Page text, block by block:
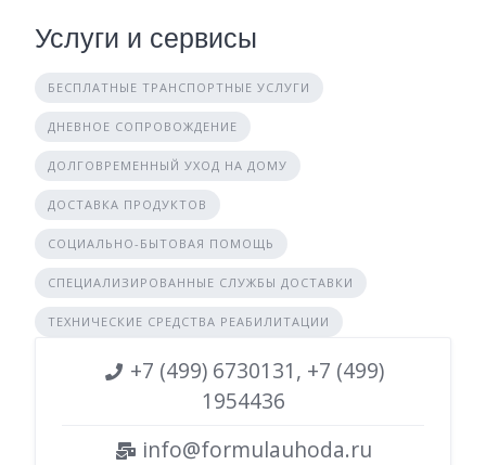
Услуги и сервисы
БЕСПЛАТНЫЕ ТРАНСПОРТНЫЕ УСЛУГИ
ДНЕВНОЕ СОПРОВОЖДЕНИЕ
ДОЛГОВРЕМЕННЫЙ УХОД НА ДОМУ
ДОСТАВКА ПРОДУКТОВ
СОЦИАЛЬНО-БЫТОВАЯ ПОМОЩЬ
СПЕЦИАЛИЗИРОВАННЫЕ СЛУЖБЫ ДОСТАВКИ
ТЕХНИЧЕСКИЕ СРЕДСТВА РЕАБИЛИТАЦИИ
+7 (499) 6730131, +7 (499)
1954436
info@formulauhoda.ru